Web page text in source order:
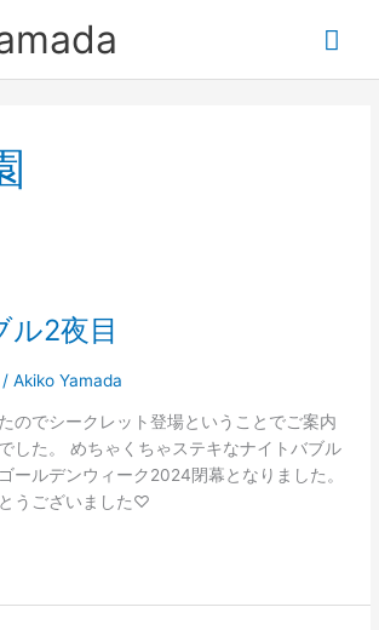
メ
イ
ル2夜目
/Akiko Yamada
のでシークレット登場ということでご案内
した。 めちゃくちゃステキなナイトバブル
ールデンウィーク2024閉幕となりました。
うございました♡